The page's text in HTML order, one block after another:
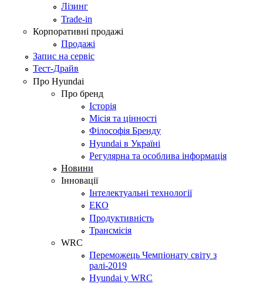
Лізинг
Trade-in
Корпоративні продажі
Продажі
Запис на сервіс
Тест-Драйв
Про Hyundai
Про бренд
Історія
Місія та цінності
Філософія Бренду
Hyundai в Україні
Регулярна та особлива інформація
Новини
Інновації
Інтелектуальні технології
ЕКО
Продуктивність
Трансмісія
WRC
Переможець Чемпіонату світу з
ралі-2019
Hyundai у WRC